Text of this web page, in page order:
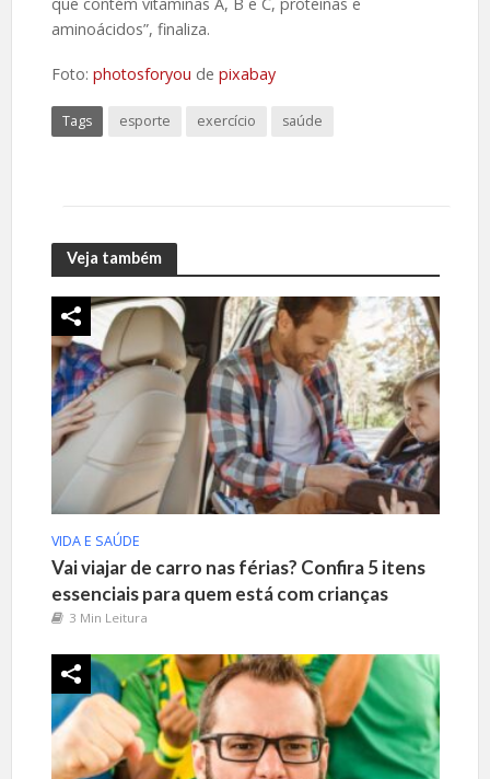
aminoácidos”, finaliza.
Foto: photosforyou de pixabay
Tags esporte exercício saúde
Veja também
VIDA E SAÚDE
Vai viajar de carro nas férias? Confira 5 itens
essenciais para quem está com crianças
3 Min Leitura